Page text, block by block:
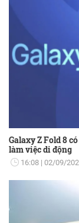
Galaxy Z Fold 8
làm việc di động
16:08 02/09/